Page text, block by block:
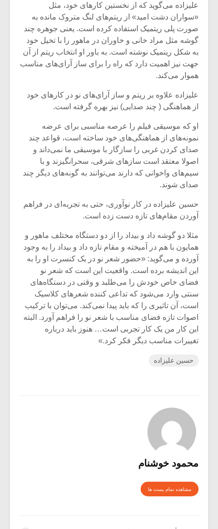
علیزاده می‌گوید که از نخستین کارهای خود، مثل
«سواران دشت امید» از ریتم‌های لنگ متروک مانده به
صورت پلی ریتمیک استفاده کرده است. یعنی جوهره چند
گوشه مثل مراد خانی و خاوران در ماهور را با تخیل خود
به شکل ریتمیک نوشته است. به باور او انتخاب ریتم از آن
جهت نیز اهمیت دارد که راه را برای ساز آرای‌های مناسب
هموار می‌کند.
علیزاده علاوه بر ریتم و ساز آرای‌های نو در کارهای خود
از هماهنگی ( چند صدایی) نیز بهره گرفته است.
او که موسیقی فیلم را عرصه مناسبی برای عرضه
نمونه‌های از هماهنگی‌های خود ساخته است، قواعد چند
صدای کردن غربی را سازگار با موسیقی ما نمی‌داند و
اصولا معتقد است سازهای شرقی، سحرانگیزند و با
سیم‌های واخوانی که دارند می‌توانند به گونه‌های دیگر چند
صدای شوند.
حسین علیزاده در کار نوآوری، حتی به تجربه‌ای در فراهم
آوردن مقام‌های تازه دست زده است.
مثلا دو گوشه داد و بیداد را از دو دستگاه مختلف ماهور و
همایون با هم در آمیخته و مقام تازه‌ داد و بیداد را به وجود
آورده و می‌گوید: «حضور شعر نو در یک کنسرت او را به
این اندیشه برده است. واقعیت این است که شعر نو
فضای خاص خودش را می‌طلبد و وقتی در دستگاه‌های
سنتی وارد می‌شود که تداعی کننده شعرهای کلاسیک
است، آن تاثیری را که باید پیدا نمی‌کند. می‌توان با ترکیب
اصوات تازه فضای مناسب با شعر نو را فراهم آورد. البته
این کار من یک کار تجربی است… هنوز باید درباره
تغییرات مناسب دیگر فکر کرد.»
حسین علیزاده
محمود خوشنام
مشاهده تمام پست ها